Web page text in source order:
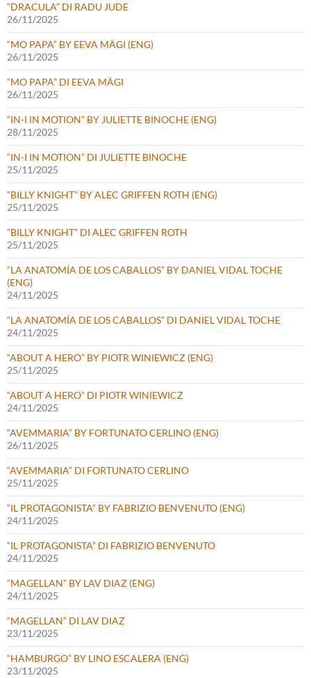
“DRACULA” DI RADU JUDE
26/11/2025
“MO PAPA” BY EEVA MÄGI (ENG)
26/11/2025
“MO PAPA” DI EEVA MÄGI
26/11/2025
“IN-I IN MOTION” BY JULIETTE BINOCHE (ENG)
28/11/2025
“IN-I IN MOTION” DI JULIETTE BINOCHE
25/11/2025
“BILLY KNIGHT” BY ALEC GRIFFEN ROTH (ENG)
25/11/2025
“BILLY KNIGHT” DI ALEC GRIFFEN ROTH
25/11/2025
“LA ANATOMÍA DE LOS CABALLOS” BY DANIEL VIDAL TOCHE
(ENG)
24/11/2025
“LA ANATOMÍA DE LOS CABALLOS” DI DANIEL VIDAL TOCHE
24/11/2025
“ABOUT A HERO” BY PIOTR WINIEWICZ (ENG)
25/11/2025
“ABOUT A HERO” DI PIOTR WINIEWICZ
24/11/2025
“AVEMMARIA” BY FORTUNATO CERLINO (ENG)
26/11/2025
“AVEMMARIA” DI FORTUNATO CERLINO
25/11/2025
“IL PROTAGONISTA” BY FABRIZIO BENVENUTO (ENG)
24/11/2025
“IL PROTAGONISTA” DI FABRIZIO BENVENUTO
24/11/2025
“MAGELLAN” BY LAV DIAZ (ENG)
24/11/2025
“MAGELLAN” DI LAV DIAZ
23/11/2025
“HAMBURGO” BY LINO ESCALERA (ENG)
23/11/2025